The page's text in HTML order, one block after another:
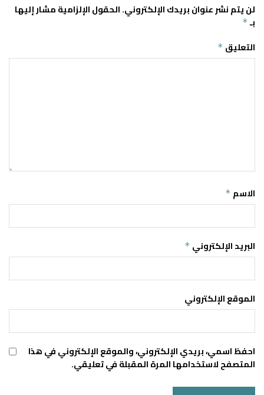
لن يتم نشر عنوان بريدك الإلكتروني.الحقول الإلزامية مشار إليها
بـ *
التعليق *
الاسم *
البريد الإلكتروني *
الموقع الإلكتروني
احفظ اسمي، بريدي الإلكتروني، والموقع الإلكتروني في هذا
المتصفح لاستخدامها المرة المقبلة في تعليقي.